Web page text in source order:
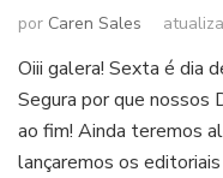
por Caren Sales
Oiii galera! Sexta é dia
Segura por que nossos
ao fim! Ainda teremos
lançaremos os